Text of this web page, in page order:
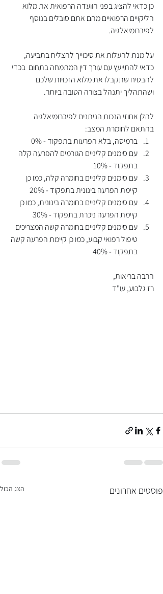
כן כדאי להציג בפני הוועדה הרפואית את מלוא
הליקויים הרפואיים מהם אתם סובלים בנוסף
לפיברומיאלגיה.
על מנת להעלות את סיכוייך להצליח בתביעה,
כדאי להתייעץ עם עורך דין המתמחה בתחום  בכדי
להבטיח שתקבלו את מלוא הזכויות שלכם
ושהתהליך יתנהל בצורה הטובה ביותר.
להלן אחוזי הנכות הניתנים לפיברומיאלגיה
בהתאם לחומרת המצב:
ברמיסה, בלא הפרעות בתפקוד - 0%
עם סימנים קליניים הגורמים להפרעה קלה
בתפקוד - 10%
עם סימנים קליניים בחומרה קלה, כמו כן
קיימת הפרעה בינונית בתפקוד - 20%
עם סימנים קליניים בחומרה בינונית, כמו כן
קיימת הפרעה ניכרת בתפקוד - 30%
עם סימנים קליניים בחומרה קשה המצריכים
טיפול רפואי קבוע, כמו כן קיימת הפרעה קשה
בתפקוד - 40%
הרבה בריאות,
רז גלבוע, עו"ד
פוסטים אחרונים הצג הכול